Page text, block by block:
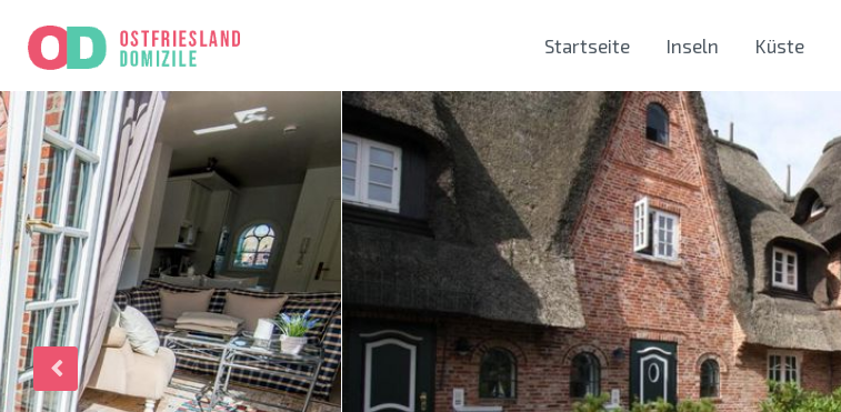
Startseite Inseln Küste